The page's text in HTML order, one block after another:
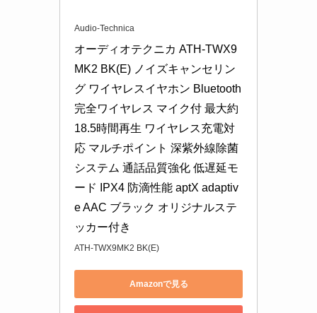
Audio-Technica
オーディオテクニカ ATH-TWX9
MK2 BK(E) ノイズキャンセリン
グ ワイヤレスイヤホン Bluetooth
完全ワイヤレス マイク付 最大約
18.5時間再生 ワイヤレス充電対
応 マルチポイント 深紫外線除菌
システム 通話品質強化 低遅延モ
ード IPX4 防滴性能 aptX adaptiv
e AAC ブラック オリジナルステ
ッカー付き
ATH-TWX9MK2 BK(E)
Amazonで見る